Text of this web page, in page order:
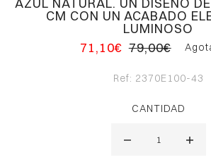
CM CON UN ACABADO
LUMINOSO
71,10€ 79,00€
Ref: 2370E100-43
CANTIDAD